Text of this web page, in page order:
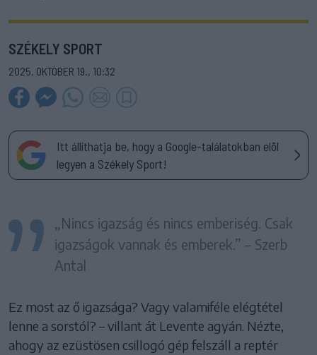
SZÉKELY SPORT
2025. OKTÓBER 19., 10:32
Itt állíthatja be, hogy a Google-találatokban elöl
legyen a Székely Sport!
„Nincs igazság és nincs emberiség. Csak
igazságok vannak és emberek.” – Szerb
Antal
Ez most az ő igazsága? Vagy valamiféle elégtétel
lenne a sorstól? – villant át Levente agyán. Nézte,
ahogy az ezüstösen csillogó gép felszáll a reptér